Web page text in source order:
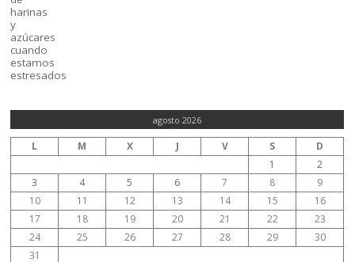
agosto 2026
L M X J V S
D
1
2
3
4 5 6 7 8
9
10
11 12 13 14 15
16
17
18 19 20 21 22
23
24
25 26 27 28 29
30
31